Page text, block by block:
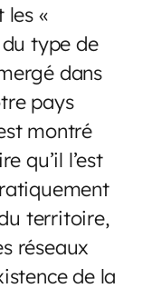
les «
type de
dans
pays
montré
qu’il l’est
territoire,
réseaux
de la